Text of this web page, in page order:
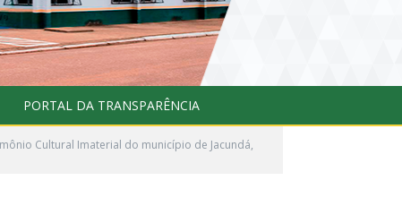
PORTAL DA TRANSPARÊNCIA
Cultural Imaterial do município de Jacundá,